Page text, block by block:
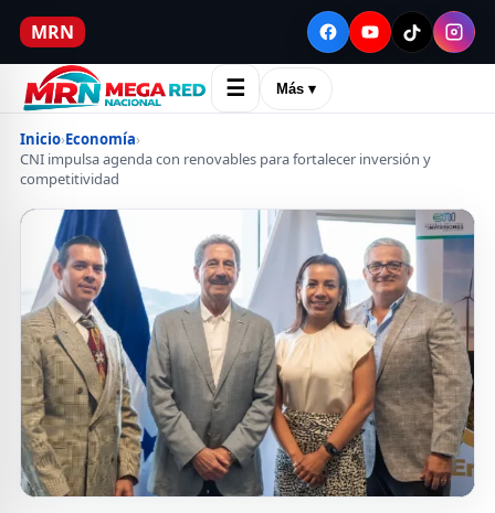
MRN
☰ Más ▾
Inicio›Economía›
CNI impulsa agenda con renovables para fortalecer inversión y
competitividad